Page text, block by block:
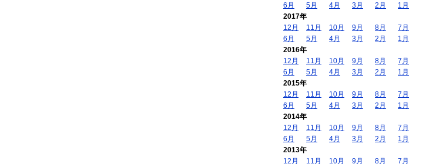
6月
5月 4月 3月 2月
1月
2017年
12月
11月 10月 9月 8月
7月
6月
5月 4月 3月 2月
1月
2016年
12月
11月 10月 9月 8月
7月
6月
5月 4月 3月 2月
1月
2015年
12月
11月 10月 9月 8月
7月
6月
5月 4月 3月 2月
1月
2014年
12月
11月 10月 9月 8月
7月
6月
5月 4月 3月 2月
1月
2013年
12月
11月 10月 9月 8月 7月